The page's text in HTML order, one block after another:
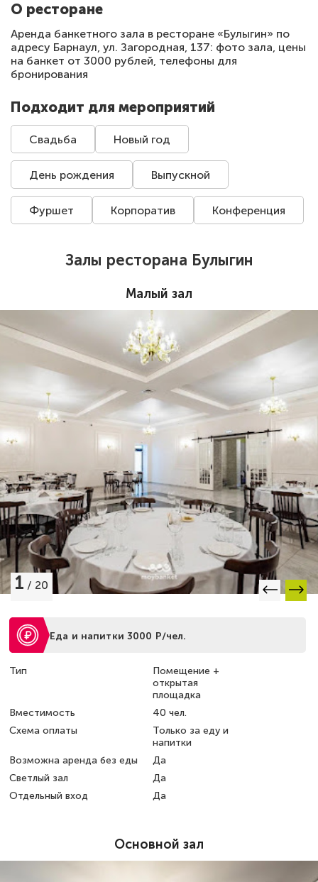
О ресторане
Аренда банкетного зала в ресторане «Булыгин» по
адресу Барнаул, ул. Загородная, 137: фото зала, цены
на банкет от 3000 рублей, телефоны для
бронирования
Подходит для мероприятий
Свадьба Новый год
День рождения Выпускной
Фуршет Корпоратив Конференция
Залы ресторана Булыгин
Малый зал
1 / 20
Еда и напитки 3000 Р/чел.
Тип
Помещение +
открытая
площадка
Вместимость
40 чел.
Схема оплаты
Только за еду и
напитки
Возможна аренда без еды
Да
Светлый зал
Да
Отдельный вход
Да
Основной зал